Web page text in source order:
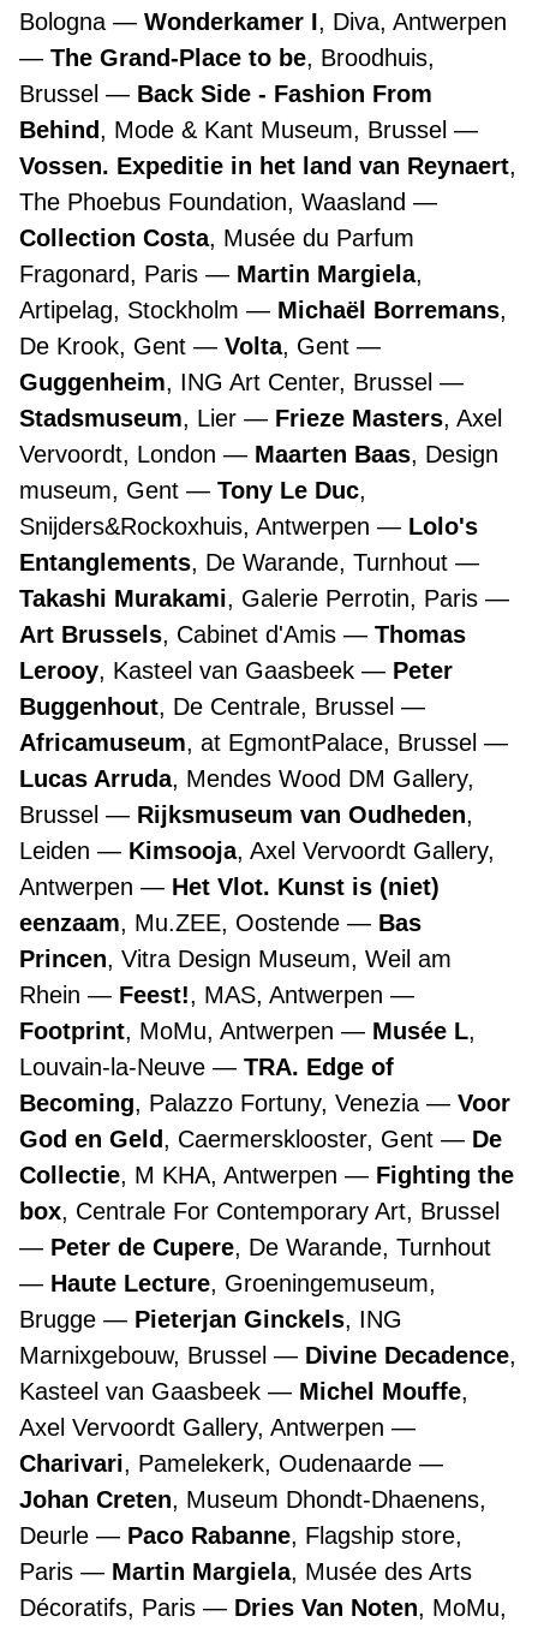
Bologna
Wonderkamer I, Diva, Antwerpen
The Grand-Place to be, Broodhuis,
Brussel
Back Side - Fashion From
Behind, Mode & Kant Museum, Brussel
Vossen. Expeditie in het land van Reynaert,
The Phoebus Foundation, Waasland
Collection Costa, Musée du Parfum
Fragonard, Paris
Martin Margiela,
Artipelag, Stockholm
Michaël Borremans,
De Krook, Gent
Volta, Gent
Guggenheim, ING Art Center, Brussel
Stadsmuseum, Lier Frieze Masters, Axel
Vervoordt, London
Maarten Baas, Design
museum, Gent
Tony Le Duc,
Snijders&Rockoxhuis, Antwerpen
Lolo's
Entanglements, De Warande, Turnhout
Takashi Murakami, Galerie Perrotin, Paris
Art Brussels, Cabinet d'Amis
Thomas
Lerooy, Kasteel van Gaasbeek
Peter
Buggenhout, De Centrale, Brussel
Africamuseum, at EgmontPalace, Brussel
Lucas Arruda, Mendes Wood DM Gallery,
Brussel
Rijksmuseum van Oudheden,
Leiden
Kimsooja, Axel Vervoordt Gallery,
Antwerpen
Het Vlot. Kunst is (niet)
eenzaam, Mu.ZEE, Oostende
Bas
Princen, Vitra Design Museum, Weil am
Rhein
Feest!, MAS, Antwerpen
Footprint, MoMu, Antwerpen Musée L,
Louvain-la-Neuve
TRA. Edge of
Becoming, Palazzo Fortuny, Venezia
Voor
God en Geld, Caermersklooster, Gent
De
Collectie, M KHA, Antwerpen
Fighting the
box, Centrale For Contemporary Art, Brussel
Peter de Cupere, De Warande, Turnhout
Haute Lecture, Groeningemuseum,
Brugge
Pieterjan Ginckels, ING
Marnixgebouw, Brussel
Divine Decadence,
Kasteel van Gaasbeek
Michel Mouffe,
Axel Vervoordt Gallery, Antwerpen
Charivari, Pamelekerk, Oudenaarde
Johan Creten, Museum Dhondt-Dhaenens,
Deurle
Paco Rabanne, Flagship store,
Paris
Martin Margiela, Musée des Arts
Décoratifs, Paris
Dries Van Noten, MoMu,